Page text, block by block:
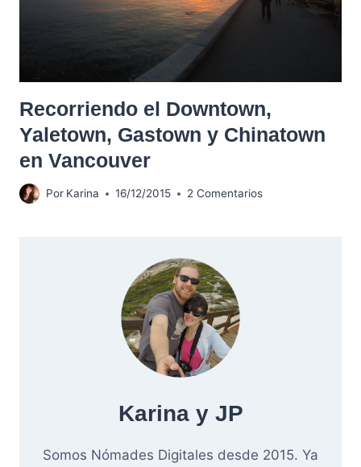
Recorriendo el Downtown,
Yaletown, Gastown y Chinatown
en Vancouver
Por Karina 16/12/2015 2 Comentarios
Karina y JP
Somos Nómades Digitales desde 2015. Ya